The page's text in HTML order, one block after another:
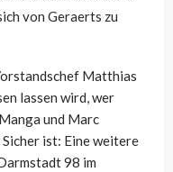
von Geraerts zu
Matthias
lassen wird, wer
und Marc
ist: Eine weitere
98 im